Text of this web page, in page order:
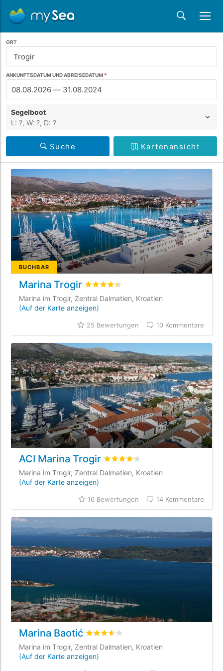
ORT
ANKUNFTSDATUM UND ABREISEDATUM
Segelboot
L: ?, W: ?, D: ?
Suche Kartenansicht
BUCHBAR
Marina Trogir bewertet4.3
Marina im Trogir, Zentral Dalmatien, Kroatien
(Auf der Karte anzeigen)
25 Bewertungen 10 Kommentare
ACI Marina Trogir bewertet4.2
Marina im Trogir, Zentral Dalmatien, Kroatien
(Auf der Karte anzeigen)
16 Bewertungen 14 Kommentare
Marina Baotić bewertet3.6
Marina im Trogir, Zentral Dalmatien, Kroatien
(Auf der Karte anzeigen)